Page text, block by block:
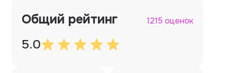
Общий рейтинг 1215 оценок
5.0